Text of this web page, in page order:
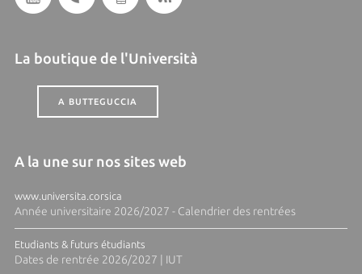
La boutique de l'Università
A BUTTEGUCCIA
A la une sur nos sites web
www.universita.corsica
Année universitaire 2026/2027 - Calendrier des rentrées
Etudiants & futurs étudiants
Dates de rentrée 2026/2027 | IUT